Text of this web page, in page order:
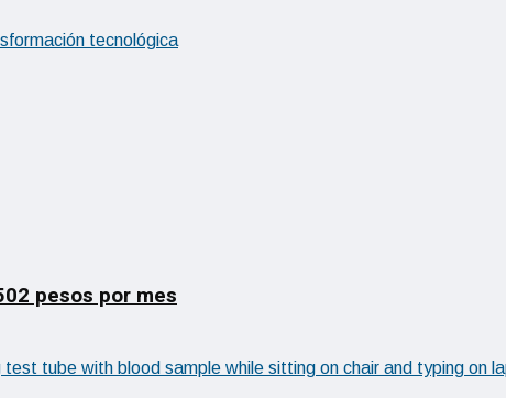
tecnológica
pesos por mes